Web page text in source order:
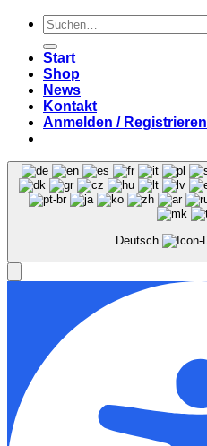
Suchen
nach:
Start
Shop
News
Kontakt
Anmelden / Registrieren
Deutsch